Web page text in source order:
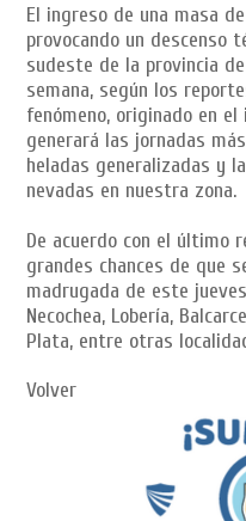
El ingreso de una masa
provocando un descenso
sudeste de la provincia
semana, según los
fenómeno, originado en
generará las jornadas
heladas generalizadas y
nevadas en nuestra zona.
De acuerdo con el último
grandes chances de que
madrugada de este
Necochea, Lobería,
Plata, entre otras
Volver